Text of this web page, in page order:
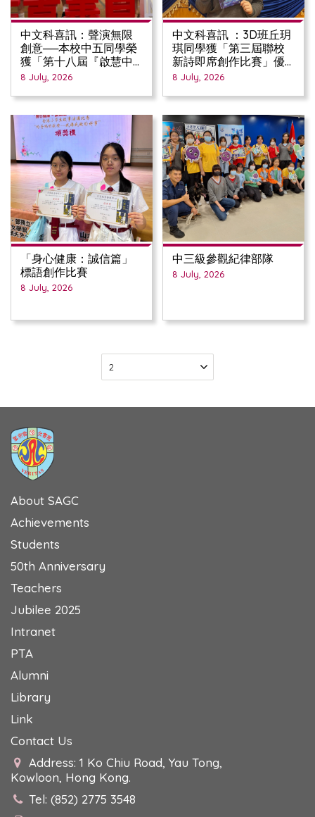
中文科喜訊：聲演無限
創意──本校中五同學榮
獲「第十八屆『啟慧中
國語文』廣播劇比賽」
8 July, 2026
中文科喜訊 ：3D班丘玥
琪同學獲「第三屆聯校
新詩即席創作比賽」優
異獎
8 July, 2026
「身心健康：誠信篇」
標語創作比賽
8 July, 2026
中三級參觀紀律部隊
8 July, 2026
About SAGC
Achievements
Students
50th Anniversary
Teachers
Jubilee 2025
Intranet
PTA
Alumni
Library
Link
Contact Us
Address: 1 Ko Chiu Road, Yau Tong,
Kowloon, Hong Kong.
Tel: (852) 2775 3548